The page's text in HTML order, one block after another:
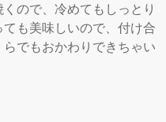
ので、冷めてもしっとり
も美味しいので、付け合
でもおかわりできちゃい